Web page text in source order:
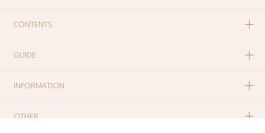
CONTENTS
GUIDE
INFORMATION
OTHER